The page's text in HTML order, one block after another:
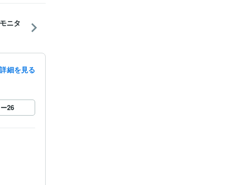
ニタ
細を見る
26